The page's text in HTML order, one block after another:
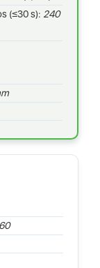
(≤30 s): 240